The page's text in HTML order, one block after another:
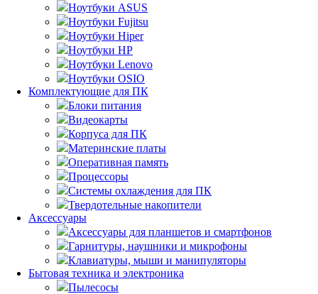
Ноутбуки ASUS
Ноутбуки Fujitsu
Ноутбуки Hiper
Ноутбуки HP
Ноутбуки Lenovo
Ноутбуки OSIO
Комплектующие для ПК
Блоки питания
Видеокарты
Корпуса для ПК
Материнские платы
Оперативная память
Процессоры
Системы охлаждения для ПК
Твердотельные накопители
Аксессуары
Аксессуары для планшетов и смартфонов
Гарнитуры, наушники и микрофоны
Клавиатуры, мыши и манипуляторы
Бытовая техника и электроника
Пылесосы